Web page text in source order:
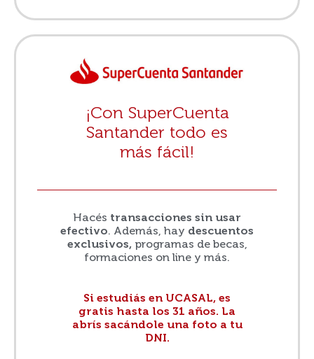
¡Con SuperCuenta
Santander todo es
más fácil!
Hacés transacciones sin usar
efectivo. Además, hay descuentos
exclusivos,programas de becas,
formaciones on line y más.
Si estudiás en UCASAL, es
gratis hasta los 31 años. La
abrís sacándole una foto a tu
DNI.